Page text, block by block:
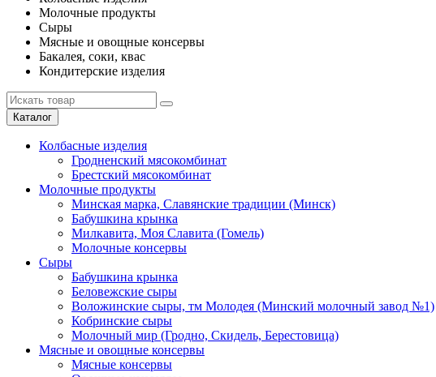
Молочные продукты
Сыры
Мясные и овощные консервы
Бакалея, соки, квас
Кондитерские изделия
Каталог
Колбасные изделия
Гродненский мясокомбинат
Брестский мясокомбинат
Молочные продукты
Минская марка, Славянские традиции (Минск)
Бабушкина крынка
Милкавита, Моя Славита (Гомель)
Молочные консервы
Сыры
Бабушкина крынка
Беловежские сыры
Воложинские сыры, тм Молодея (Минский молочный завод №1)
Кобринские сыры
Молочный мир (Гродно, Скидель, Берестовица)
Мясные и овощные консервы
Мясные консервы